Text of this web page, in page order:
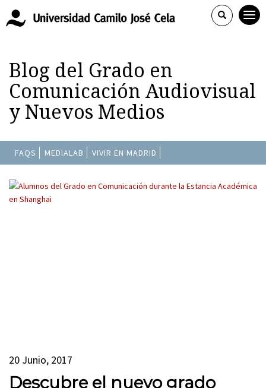
Blog del Grado en
Comunicación Audiovisual
y Nuevos Medios
FAQS MEDIALAB VIVIR EN MADRID
20 Junio, 2017
Descubre el nuevo grado